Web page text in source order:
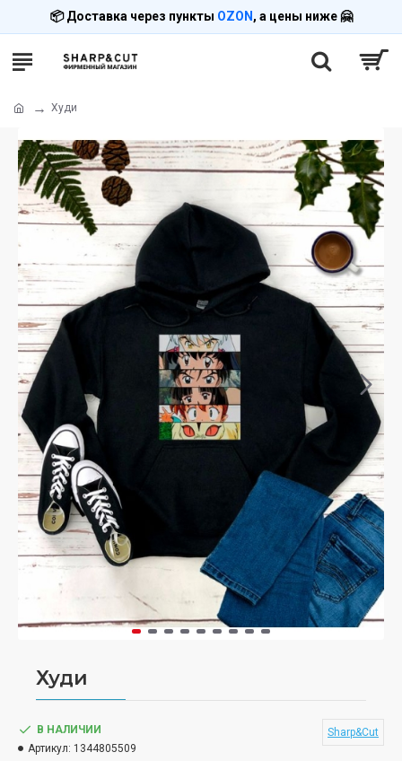
📦 Доставка через пункты OZON , а цены ниже 🤗
Худи
Худи
В НАЛИЧИИ
Артикул: 1344805509
Sharp&Cut